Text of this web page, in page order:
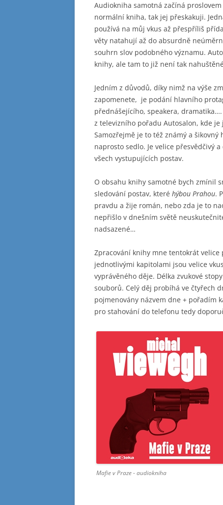
Audiokniha samotná začíná
normální kniha, tak jej přeskakuji.
používá na můj vkus až přespříliš
věty natahují až do absurdně
souhrn slov podobného významu.
knihy, ale tam to již není tak
Jedním z důvodů, díky nimž na výše
zapomenete, je podání hlavního
přednášejícího, speakera, dramatika….
z televizního pořadu Autosalon, kde
Samozřejmě je to též známý a
naprosto sedlo. Je velice přesvědčivý
všech vystupujících postav.
O obsahu knihy samotné bych zmínil
sledování postav, které hýbou Prahou.
pravdu a žije román, nebo zda je to
nepřišlo v dnešním světě
nadsazené…
Zpracování knihy mne tentokrát
jednotlivými kapitolami jsou velice
vyprávěného děje. Délka zvukové
souborů. Celý děj probíhá ve čtyřech
pojmenovány názvem dne + pořadím
pro stahování do telefonu tedy
Mafie v Praze - audiokniha